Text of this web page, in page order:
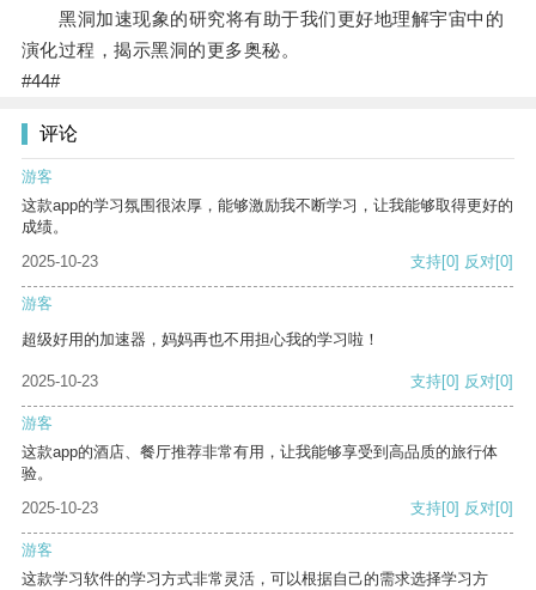
黑洞加速现象的研究将有助于我们更好地理解宇宙中的
演化过程，揭示黑洞的更多奥秘。
#44#
评论
游客
这款app的学习氛围很浓厚，能够激励我不断学习，让我能够取得更好的
成绩。
2025-10-23
支持[0] 反对[0]
游客
超级好用的加速器，妈妈再也不用担心我的学习啦！
2025-10-23 支持[0] 反对[0]
游客
这款app的酒店、餐厅推荐非常有用，让我能够享受到高品质的旅行体
验。
2025-10-23
支持[0] 反对[0]
游客
这款学习软件的学习方式非常灵活，可以根据自己的需求选择学习方